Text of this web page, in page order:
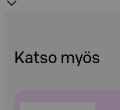
Katso myös